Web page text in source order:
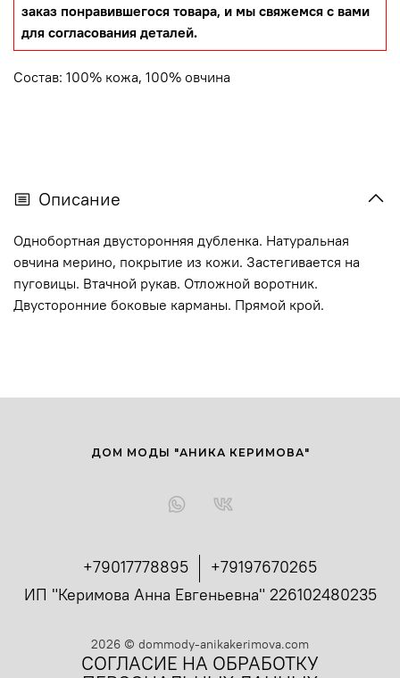
заказ понравившегося товара, и мы свяжемся с вами
для согласования деталей.
Состав: 100% кожа, 100% овчина
Описание
Однобортная двусторонняя дубленка. Натуральная
овчина мерино, покрытие из кожи. Застегивается на
пуговицы. Втачной рукав. Отложной воротник.
Двусторонние боковые карманы. Прямой крой.
+79017778895
+79197670265
ИП "Керимова Анна Евгеньевна" 226102480235
ДОМ МОДЫ "АНИКА КЕРИМОВА"
2026 © dommody-anikakerimova.com
СОГЛАСИЕ НА ОБРАБОТКУ